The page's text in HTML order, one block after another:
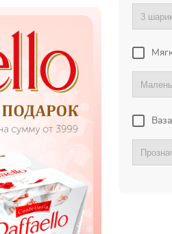
Ваза